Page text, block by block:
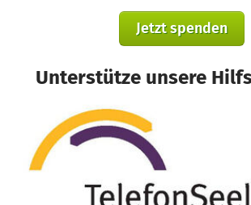
Jetzt spenden
Unterstütze unsere